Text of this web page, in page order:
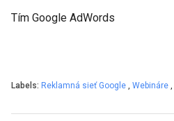
Tím Google AdWords
Labels: Reklamná sieť Google , Webináre ,